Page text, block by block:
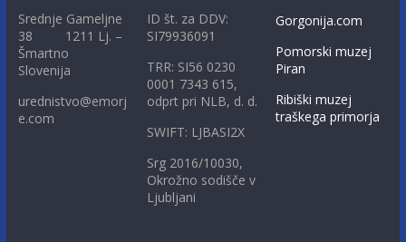
Srednje Gameljne
38 1211 Lj. –
Šmartno
Slovenija
urednistvo@emorj
e.com
ID št. za DDV:
SI79936091
TRR: SI56 0230
0001 7343 615,
odprt pri NLB, d. d.
SWIFT: LJBASI2X
Srg 2016/10030,
Okrožno sodišče v
Ljubljani
Gorgonija.com
Pomorski muzej
Piran
Ribiški muzej
traškega primorja